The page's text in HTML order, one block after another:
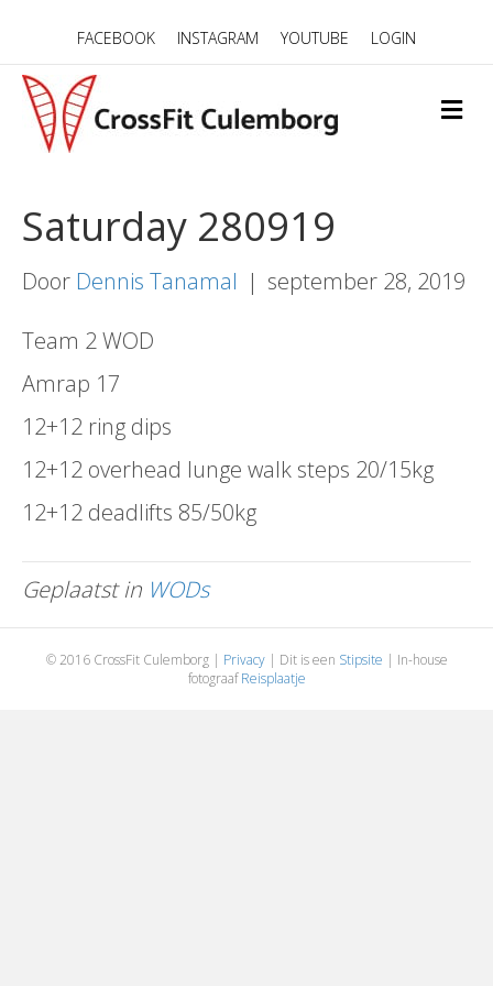
FACEBOOK INSTAGRAM YOUTUBE LOGIN
M
E
Saturday 280919
Door Dennis Tanamal | september 28, 2019
Team 2 WOD
Amrap 17
12+12 ring dips
12+12 overhead lunge walk steps 20/15kg
12+12 deadlifts 85/50kg
Geplaatst in WODs
© 2016 CrossFit Culemborg | Privacy| Dit is een Stipsite | In-house
fotograafReisplaatje